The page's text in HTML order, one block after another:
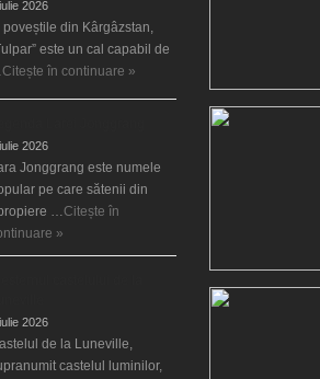
2026
poveștile din Kârgâzstan,
este un cal capabil de
Citește în continuare »
2026
Jonggrang este numele
pe care sătenii din
…Citește în
»
2026
de la Luneville,
castelul luminilor,